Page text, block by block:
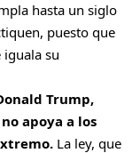
hasta un siglo
puesto que
su
Trump,
apoya a los
La ley, que